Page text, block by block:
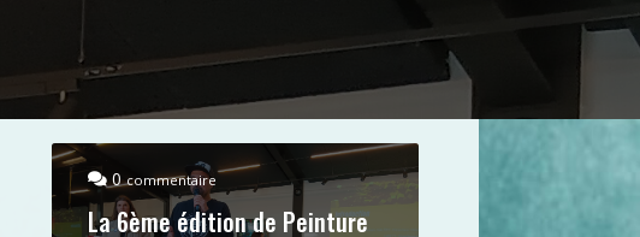
0commentaire
La 6ème édition de Peinture